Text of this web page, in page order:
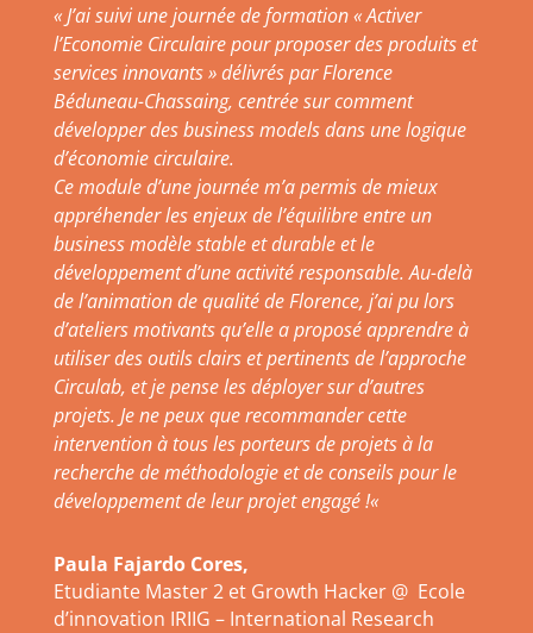
« J’ai suivi une journée de formation « Activer
l’Economie Circulaire pour proposer des produits et
services innovants » délivrés par Florence
Béduneau-Chassaing, centrée sur comment
développer des business models dans une logique
d’économie circulaire.
Ce module d’une journée m’a permis de mieux
appréhender les enjeux de l’équilibre entre un
business modèle stable et durable et le
développement d’une activité responsable. Au-delà
de l’animation de qualité de Florence, j’ai pu lors
d’ateliers motivants qu’elle a proposé apprendre à
utiliser des outils clairs et pertinents de l’approche
Circulab, et je pense les déployer sur d’autres
projets. Je ne peux que recommander cette
intervention à tous les porteurs de projets à la
recherche de méthodologie et de conseils pour le
développement de leur projet engagé !«
Paula Fajardo Cores,
Etudiante Master 2 et Growth Hacker @ Ecole
d’innovation IRIIG – International Research